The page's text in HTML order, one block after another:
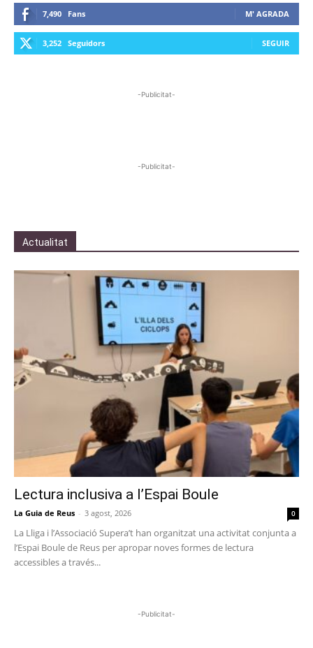
7,490 Fans M' AGRADA
3,252 Seguidors SEGUIR
-Publicitat-
-Publicitat-
Actualitat
Lectura inclusiva a l’Espai Boule
La Guia de Reus - 3 agost, 2026 0
La Lliga i l’Associació Supera’t han organitzat una activitat conjunta a
l’Espai Boule de Reus per apropar noves formes de lectura
accessibles a través...
-Publicitat-